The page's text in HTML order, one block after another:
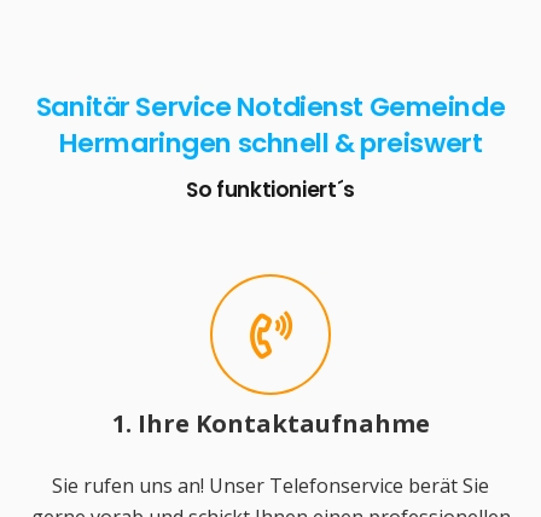
Sanitär Service Notdienst Gemeinde
Hermaringen schnell & preiswert
So funktioniert´s
1. Ihre Kontaktaufnahme
Sie rufen uns an! Unser Telefonservice berät Sie